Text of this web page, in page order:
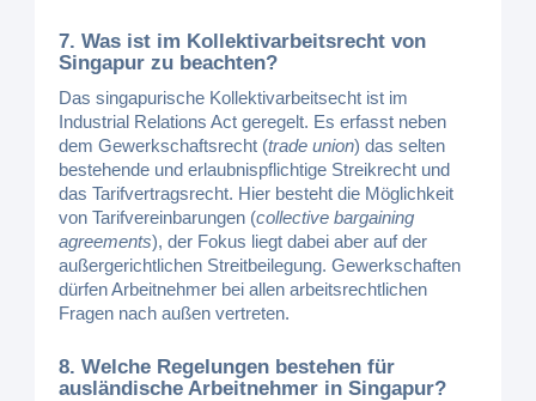
7. Was ist im Kollektivarbeitsrecht von
Singapur zu beachten?
Das singapurische Kollektivarbeitsecht ist im
Industrial Relations Act geregelt. Es erfasst neben
dem Gewerkschaftsrecht (trade union) das selten
bestehende und erlaubnispflichtige Streikrecht und
das Tarifvertragsrecht. Hier besteht die Möglichkeit
von Tarifvereinbarungen (collective bargaining
agreements), der Fokus liegt dabei aber auf der
außergerichtlichen Streitbeilegung. Gewerkschaften
dürfen Arbeitnehmer bei allen arbeitsrechtlichen
Fragen nach außen vertreten.
8. Welche Regelungen bestehen für
ausländische Arbeitnehmer in Singapur?